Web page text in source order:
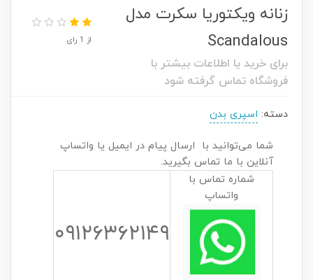
زنانه ویکتوریا سکرت مدل
Scandalous
برای خرید یا اطلاعات بیشتر با
فروشگاه تماس گرفته شود
از 1 رای
دسته: اسپری بدن
شما می‌توانید با ارسال پیام در ایمیل یا واتساپ
آنلاین با ما تماس بگیرید.
شماره تماس با
واتساپ
۰۹۱۲۶۳۶۲۱۴۹